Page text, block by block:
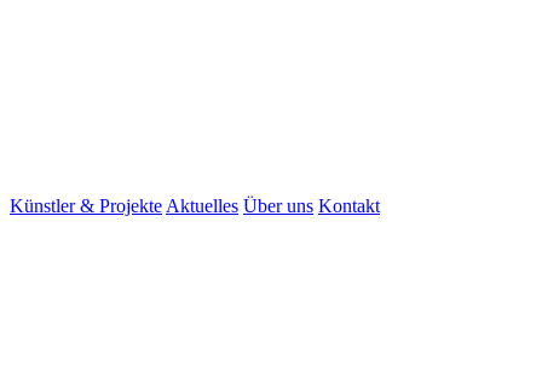
Künstler & Projekte Aktuelles Über uns Kontakt